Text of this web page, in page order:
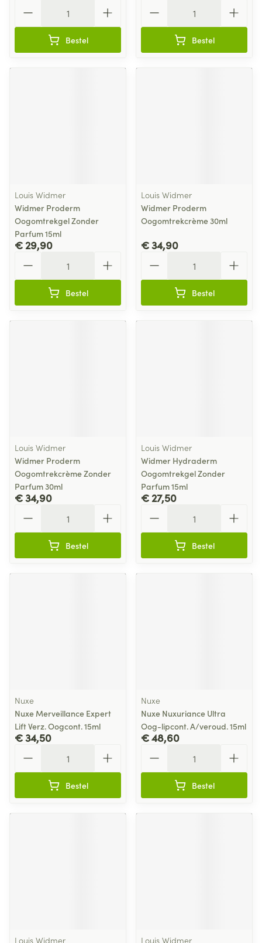
Bestel Bestel
Louis Widmer
Widmer Proderm
Oogomtrekgel Zonder
Parfum 15ml
€ 29,90
Bestel
Louis Widmer
Widmer Proderm
Oogomtrekcrème 30ml
€ 34,90
Bestel
Louis Widmer
Widmer Proderm
Oogomtrekcrème Zonder
Parfum 30ml
€ 34,90
Bestel
Louis Widmer
Widmer Hydraderm
Oogomtrekgel Zonder
Parfum 15ml
€ 27,50
Bestel
Nuxe
Nuxe Merveillance Expert
Lift Verz. Oogcont. 15ml
€ 34,50
Bestel
Nuxe
Nuxe Nuxuriance Ultra
Oog-lipcont. A/veroud. 15ml
€ 48,60
Bestel
Louis Widmer Louis Widmer